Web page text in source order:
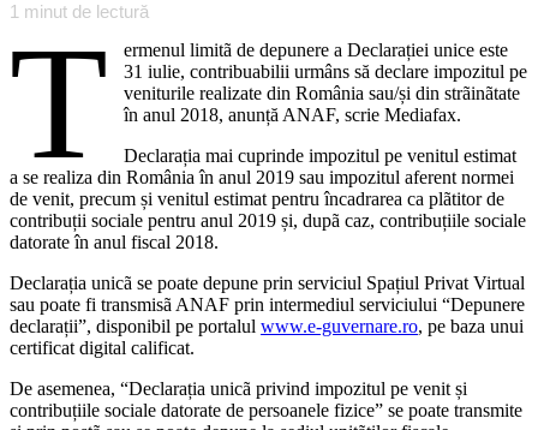
1 minut de lectură
T
ermenul limitã de depunere a Declarației unice este
31 iulie, contribuabilii urmâns să declare impozitul pe
veniturile realizate din România sau/și din strãinãtate
în anul 2018, anunță ANAF, scrie Mediafax.
Declarația mai cuprinde impozitul pe venitul estimat
a se realiza din România în anul 2019 sau impozitul aferent normei
de venit, precum și venitul estimat pentru încadrarea ca plãtitor de
contribuții sociale pentru anul 2019 și, dupã caz, contribuțiile sociale
datorate în anul fiscal 2018.
Declarația unicã se poate depune prin serviciul Spațiul Privat Virtual
sau poate fi transmisã ANAF prin intermediul serviciului “Depunere
declarații”, disponibil pe portalul www.e-guvernare.ro, pe baza unui
certificat digital calificat.
De asemenea, “Declarația unicã privind impozitul pe venit și
contribuțiile sociale datorate de persoanele fizice” se poate transmite